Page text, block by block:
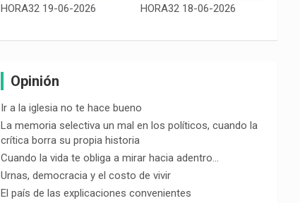
HORA32 19-06-2026 HORA32 18-06-2026
Opinión
Ir a la iglesia no te hace bueno
La memoria selectiva un mal en los políticos, cuando la
crítica borra su propia historia
Cuando la vida te obliga a mirar hacia adentro…
Urnas, democracia y el costo de vivir
El país de las explicaciones convenientes